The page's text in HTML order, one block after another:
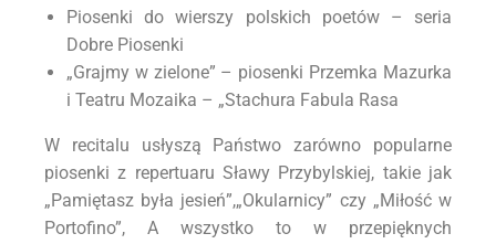
Piosenki do wierszy polskich poetów – seria
Dobre Piosenki
„Grajmy w zielone” – piosenki Przemka Mazurka
i Teatru Mozaika – „Stachura Fabula Rasa
W recitalu usłyszą Państwo zarówno popularne
piosenki z repertuaru Sławy Przybylskiej, takie jak
„Pamiętasz była jesień”,„Okularnicy” czy „Miłość w
Portofino”, A wszystko to w przepięknych